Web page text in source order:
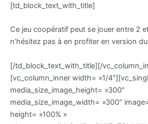
[td_block_text_with_title]
Ce jeu coopératif peut se jouer entre 2
n’hésitez pas à en profiter en version
[/td_block_text_with_title][/
[vc_column_inner width= »1/
media_size_image_height= »300″
media_size_image_width= »300″
height= »100% »